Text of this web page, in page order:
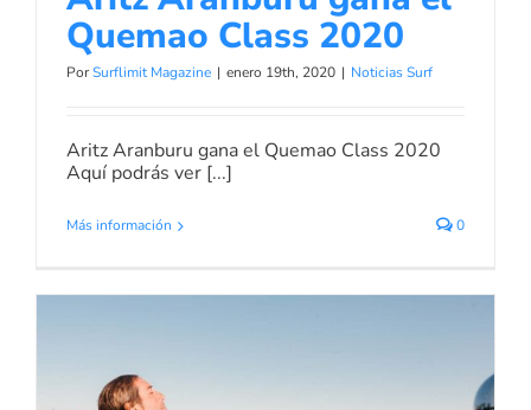
Quemao Class 2020
PorSurflimit Magazine | enero 19th, 2020 | Noticias Surf
Aritz Aranburu gana el Quemao Class 2020
Aquí podrás ver [...]
Más información 0